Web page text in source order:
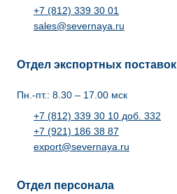
+7 (812) 339 30 01
sales@severnaya.ru
Отдел экспортных поставок
Пн.-пт.: 8.30 – 17.00 мск
+7 (812) 339 30 10 доб. 332
+7 (921) 186 38 87
export@severnaya.ru
Отдел персонала